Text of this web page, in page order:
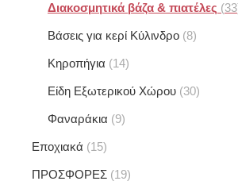
Διακοσμητικά βάζα & πιατέλες 33
Βάσεις για κερί Κύλινδρο 8
Kηροπήγια 14
Είδη Εξωτερικού Χώρου 30
Φαναράκια 9
Εποχιακά 15
ΠΡΟΣΦΟΡΕΣ 19